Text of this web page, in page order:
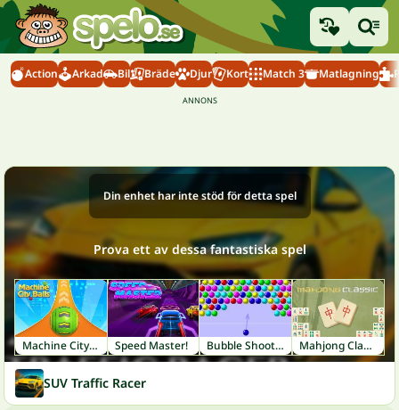
Action Arkad Bil Bräde Djur Kort Match 3 Matlagning
Din enhet har inte stöd för detta spel
Prova ett av dessa fantastiska spel
Machine City Balls Speed Master! Bubble Shooter Mahjong Classic
SUV Traffic Racer